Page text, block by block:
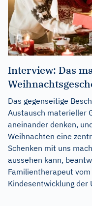
Interview: Das
Das gegenseitige
Austausch materieller
aneinander denken,
Weihnachten eine
Schenken mit uns
aussehen kann,
Familientherapeut
Kindesentwicklung der